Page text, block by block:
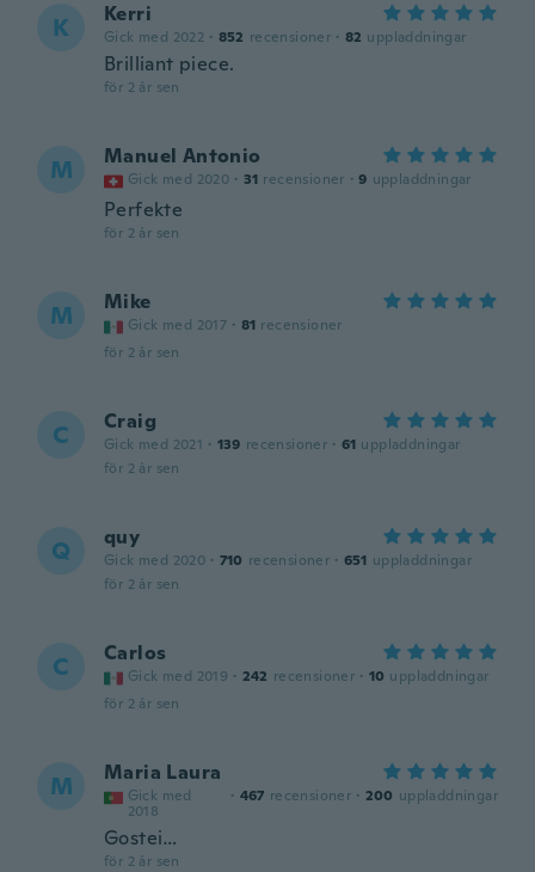
K Kerri
Gick med 2022 · 852 recensioner · 82 uppladdningar
Brilliant piece.
för 2 år sen
M Manuel Antonio
Gick med 2020 · 31 recensioner · 9 uppladdningar
Perfekte
för 2 år sen
M Mike
Gick med 2017 · 81 recensioner
för 2 år sen
C Craig
Gick med 2021 · 139 recensioner · 61 uppladdningar
för 2 år sen
Q quy
Gick med 2020 · 710 recensioner · 651 uppladdningar
för 2 år sen
C Carlos
Gick med 2019 · 242 recensioner · 10 uppladdningar
för 2 år sen
M Maria Laura
Gick med
2018
· 467 recensioner · 200 uppladdningar
Gostei…
för 2 år sen